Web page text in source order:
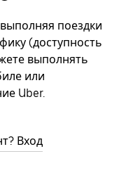
поездки
(доступность
выполнять
или
Uber.
Вход